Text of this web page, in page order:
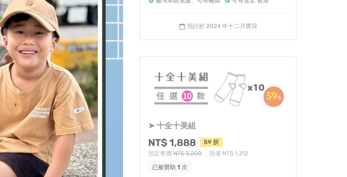
calendar_today 預計於 2024 年十二月實現
➤ 十全十美組
NT$ 1,888
59 折
預定售價NT$ 3,200，現省 NT$ 1,312
已被贊助1 次